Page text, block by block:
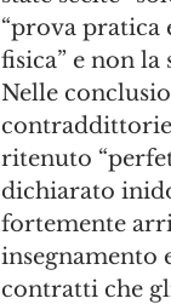
“prova pratica
fisica” e non
Nelle
ritenuto
dichiarato
fortemente
insegnamento
contratti che